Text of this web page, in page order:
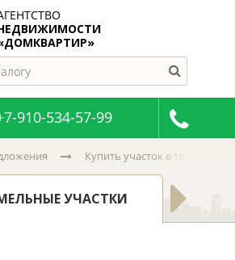
910-534-57-99
Купить участок в тверской и
УЧАСТКИ